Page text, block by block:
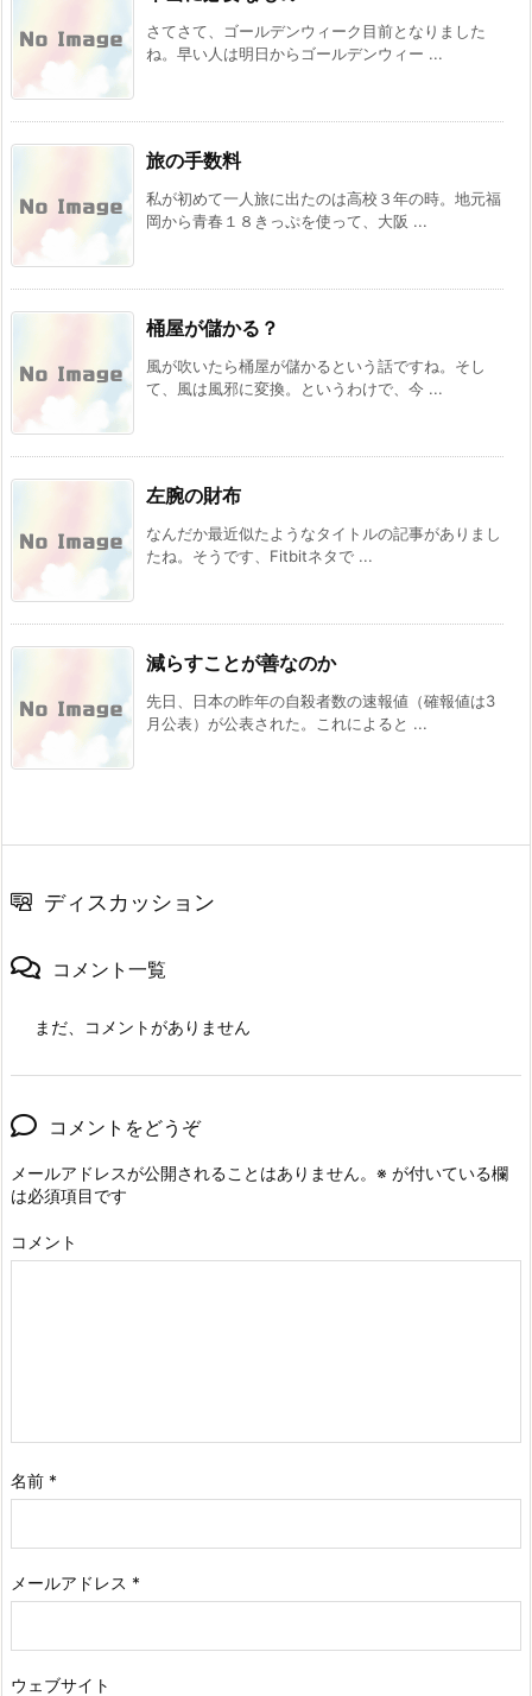
さてさて、ゴールデンウィーク目前となりました
ね。早い人は明日からゴールデンウィー ...
旅の手数料
私が初めて一人旅に出たのは高校３年の時。地元福
岡から青春１８きっぷを使って、大阪 ...
桶屋が儲かる？
風が吹いたら桶屋が儲かるという話ですね。そし
て、風は風邪に変換。というわけで、今 ...
左腕の財布
なんだか最近似たようなタイトルの記事がありまし
たね。そうです、Fitbitネタで ...
減らすことが善なのか
先日、日本の昨年の自殺者数の速報値（確報値は3
月公表）が公表された。これによると ...
ディスカッション
コメント一覧
まだ、コメントがありません
コメントをどうぞ
メールアドレスが公開されることはありません。 ※ が付いている欄
は必須項目です
コメント
名前 *
メールアドレス *
ウェブサイト